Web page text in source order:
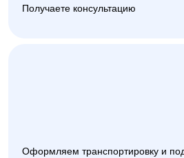
Получаете консультацию
Оформляем транспортировку и